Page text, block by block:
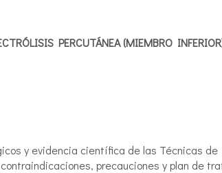
PERCUTÁNEA (MIEMBRO
y evidencia científica de las Técnicas
precauciones y plan de